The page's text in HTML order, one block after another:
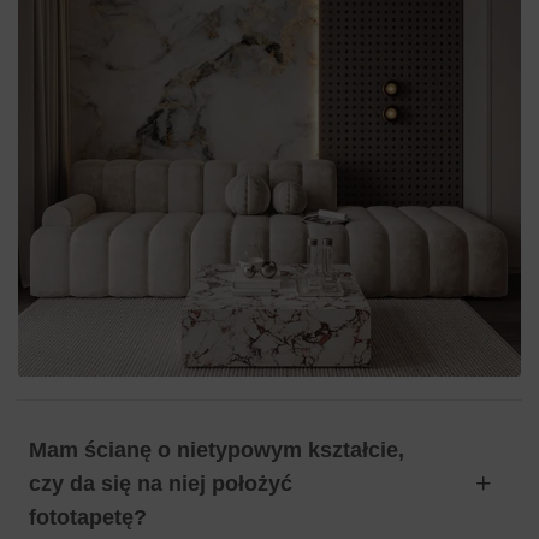
Mam ścianę o nietypowym kształcie,
czy da się na niej położyć
fototapetę?